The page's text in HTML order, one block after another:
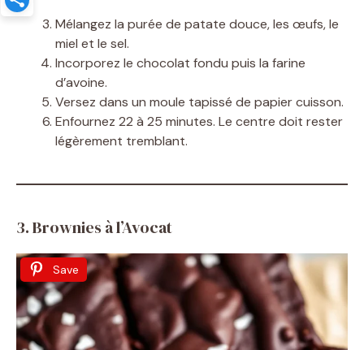
Mélangez la purée de patate douce, les œufs, le
miel et le sel.
Incorporez le chocolat fondu puis la farine
d’avoine.
Versez dans un moule tapissé de papier cuisson.
Enfournez 22 à 25 minutes. Le centre doit rester
légèrement tremblant.
3. Brownies à l’Avocat
Save